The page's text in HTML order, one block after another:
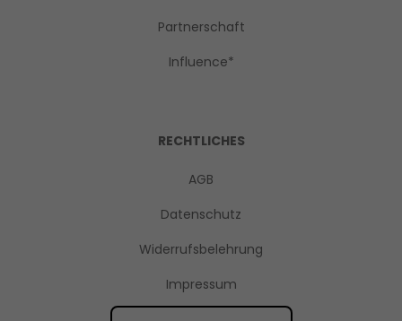
Partnerschaft
Influence*
RECHTLICHES
AGB
Datenschutz
Widerrufsbelehrung
Impressum